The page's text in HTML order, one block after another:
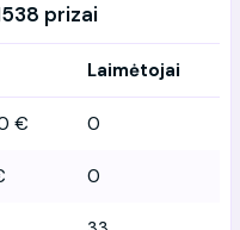
prizai
Laimėtojai
€ 0
0